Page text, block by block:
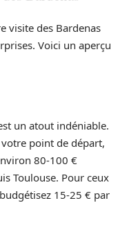
visite des Bardenas
Voici un aperçu
un atout indéniable.
point de départ,
80-100 €
Toulouse. Pour ceux
15-25 € par